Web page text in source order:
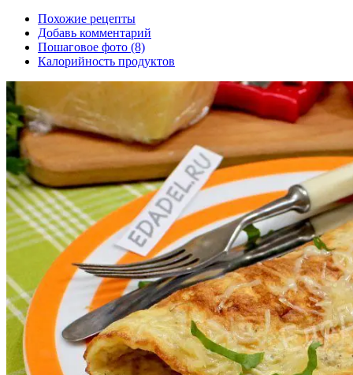
Похожие рецепты
Добавь комментарий
Пошаговое фото (8)
Калорийность продуктов